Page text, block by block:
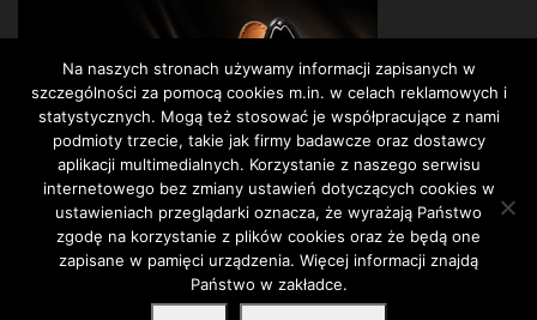
Na naszych stronach używamy informacji zapisanych w
szczególności za pomocą cookies m.in. w celach reklamowych i
statystycznych. Mogą też stosować je współpracujące z nami
podmioty trzecie, takie jak firmy badawcze oraz dostawcy
aplikacji multimedialnych. Korzystanie z naszego serwisu
internetowego bez zmiany ustawień dotyczących cookies w
ustawieniach przeglądarki oznacza, że wyrażają Państwo
zgodę na korzystanie z plików cookies oraz że będą one
zapisane w pamięci urządzenia. Więcej informacji znajdą
Państwo w zakładce.